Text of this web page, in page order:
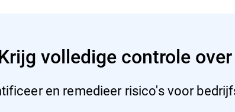
volledige controle
en remedieer risico's voor